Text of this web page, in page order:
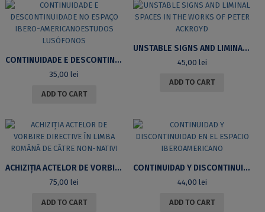
CONTINUIDADE E DESCONTINUIDADE NO ESPAÇO IBERO-AMERICANOESTUDOS LUSÓFONOS
35,00lei
ADD TO CART
UNSTABLE SIGNS AND LIMINAL SPACES IN THE WORKS OF PETER ACKROYD
45,00 lei
ADD TO CART
ACHIZIȚIA ACTELOR DE VORBIRE DIRECTIVE ÎN LIMBA ROMÂNĂ DE CĂTRE NON-NATIVI
75,00 lei
ADD TO CART
CONTINUIDAD Y DISCONTINUIDAD EN EL ESPACIO IBEROAMERICANO
44,00 lei
ADD TO CART